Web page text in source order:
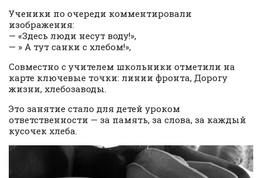
Ученики по очереди комментировали
изображения:
— «Здесь люди несут воду!»,
— » А тут санки с хлебом!»,
Совместно с учителем школьники отметили на
карте ключевые точки: линии фронта, Дорогу
жизни, хлебозаводы.
Это занятие стало для детей уроком
ответственности — за память, за слова, за каждый
кусочек хлеба.